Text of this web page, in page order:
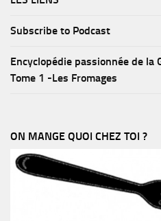
Subscribe to Podcast
Encyclopédie passionnée de la
Tome 1 -Les Fromages
ON MANGE QUOI CHEZ TOI ?